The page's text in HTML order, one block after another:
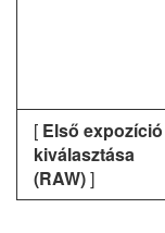
[ Első expozíció
kiválasztása
(RAW)]